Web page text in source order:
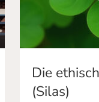
Die
(Silas)